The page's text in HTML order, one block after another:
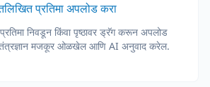
प्रतिमा अपलोड करा
निवडून किंवा पृष्ठावर ड्रॅग करून अपलोड
मजकूर ओळखेल आणि AI अनुवाद करेल.